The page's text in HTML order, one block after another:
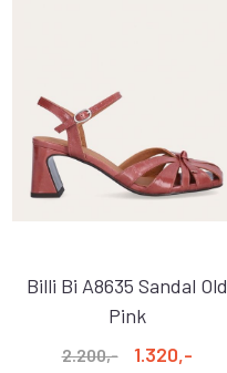
Billi Bi A8635 Sandal Old
Pink
2.200,- 1.320,-